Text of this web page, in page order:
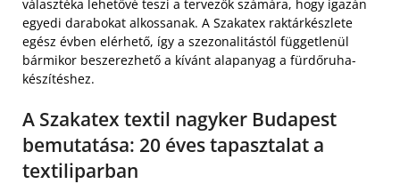
választéka lehetővé teszi a tervezők számára, hogy igazán
egyedi darabokat alkossanak. A Szakatex raktárkészlete
egész évben elérhető, így a szezonalitástól függetlenül
bármikor beszerezhető a kívánt alapanyag a fürdőruha-
készítéshez.
A Szakatex textil nagyker Budapest
bemutatása: 20 éves tapasztalat a
textiliparban